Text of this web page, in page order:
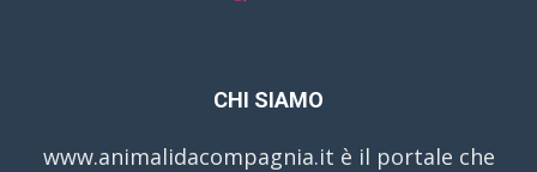
CHI SIAMO
www.animalidacompagnia.it è il portale che